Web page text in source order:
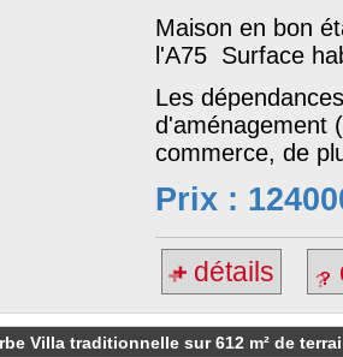
Maison en bon
l'A75 Surface
Les
d'aménagement
commerce, de
Prix :
détails
Villa traditionnelle sur 612 m² de